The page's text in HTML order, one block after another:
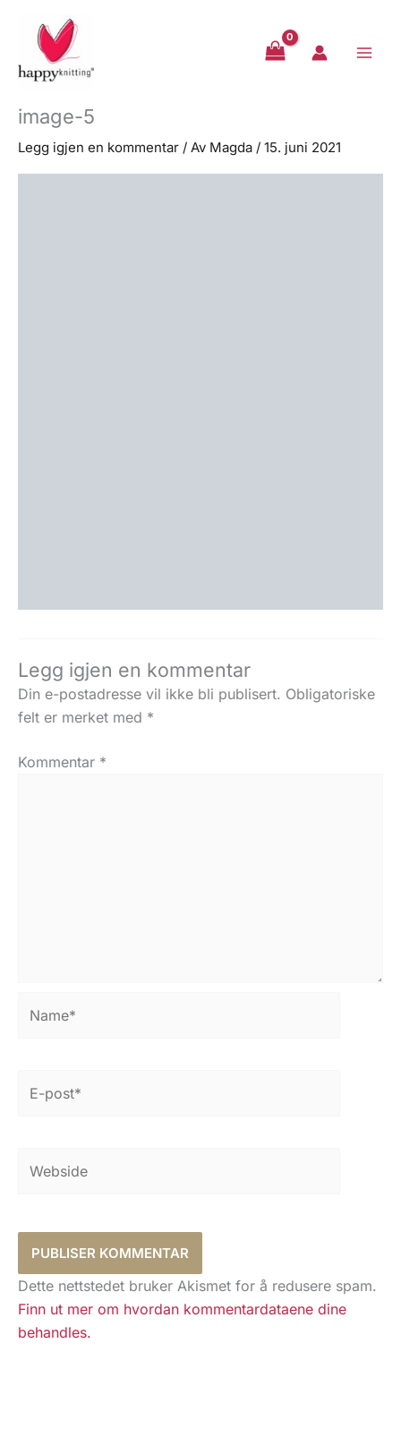
innholdet
image-5
Legg igjen en kommentar / Av Magda / 15. juni 2021
Legg igjen en kommentar
Din e-postadresse vil ikke bli publisert. Obligatoriske
felt er merket med *
Kommentar *
post*
Dette nettstedet bruker Akismet for å redusere spam.
Finn ut mer om hvordan kommentardataene dine
behandles.